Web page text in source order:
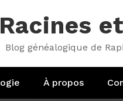
Blog généalogique de
À propos